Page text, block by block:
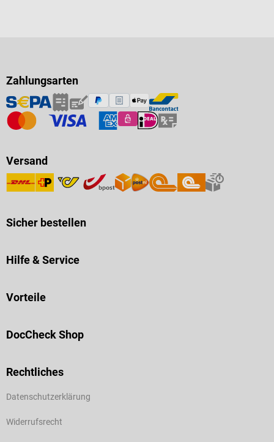
Zahlungsarten
Versand
Sicher bestellen
Hilfe & Service
Vorteile
DocCheck Shop
Rechtliches
Datenschutzerklärung
Widerrufsrecht